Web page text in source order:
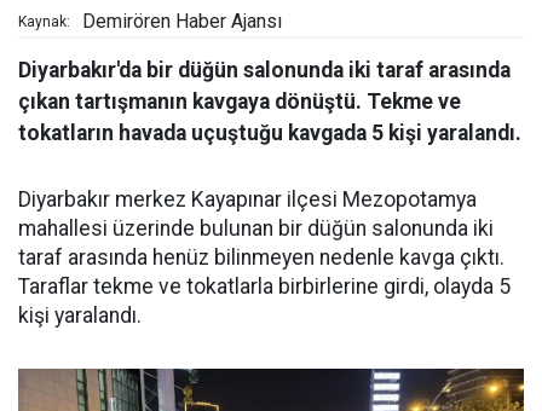
Kaynak: Demirören Haber Ajansı
Diyarbakır'da bir düğün salonunda iki taraf arasında
çıkan tartışmanın kavgaya dönüştü. Tekme ve
tokatların havada uçuştuğu kavgada 5 kişi yaralandı.
Diyarbakır merkez Kayapınar ilçesi Mezopotamya
mahallesi üzerinde bulunan bir düğün salonunda iki
taraf arasında henüz bilinmeyen nedenle kavga çıktı.
Taraflar tekme ve tokatlarla birbirlerine girdi, olayda 5
kişi yaralandı.